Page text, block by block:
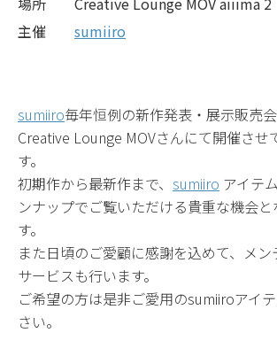
主催
sumiiro
sumiiro毎年恒例の新作発表・展示販売
Creative Lounge MOVさんにて開催させ
す。
初期作から最新作まで、 sumiiro アイテ
ンナップでご覧いただける貴重な機会と
す。
また日頃のご愛顧に感謝を込めて、メ
サービスも行います。
ご希望の方は是非ご愛用のsumiiroアイ
さい。